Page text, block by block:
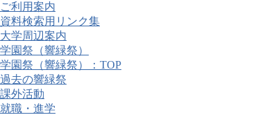
ご利用案内
資料検索用リンク集
大学周辺案内
学園祭（響緑祭）
学園祭（響緑祭）：TOP
過去の響緑祭
課外活動
就職・進学